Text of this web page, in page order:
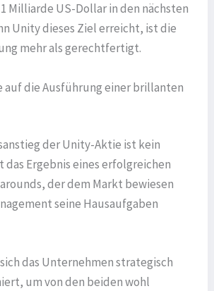
Milliarde US-Dollar in den nächsten
Unity dieses Ziel erreicht, ist die
mehr als gerechtfertigt.
auf die Ausführung einer brillanten
der Unity-Aktie ist kein
das Ergebnis eines erfolgreichen
der dem Markt bewiesen
seine Hausaufgaben
das Unternehmen strategisch
um von den beiden wohl